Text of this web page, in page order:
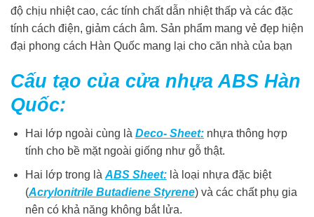
độ chịu nhiệt cao, các tính chất dẫn nhiệt thấp và các đặc
tính cách điện, giảm cách âm. Sản phẩm mang vẻ đẹp hiện
đại phong cách Hàn Quốc mang lại cho căn nhà của bạn
Cấu tạo của cửa nhựa ABS Hàn
Quốc:
Hai lớp ngoài cùng là Deco- Sheet:nhựa thông hợp
tính cho bề mặt ngoài giống như gỗ thật.
Hai lớp trong là ABS Sheet:là loại nhựa đặc biệt
(Acrylonitrile Butadiene Styrene) và các chất phụ gia
nên có khả năng không bắt lửa.